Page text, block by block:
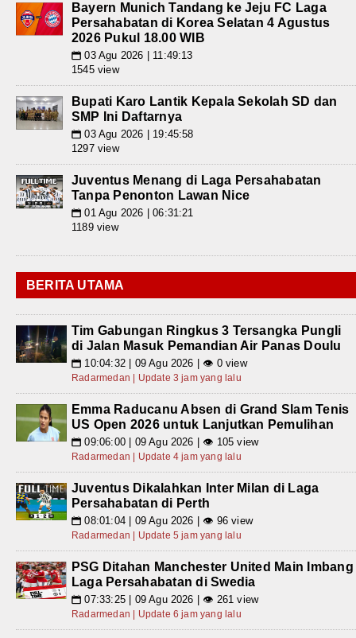
Bayern Munich Tandang ke Jeju FC Laga
Persahabatan di Korea Selatan 4 Agustus
2026 Pukul 18.00 WIB
📅 03 Agu 2026 | 11:49:13
1545 view
Bupati Karo Lantik Kepala Sekolah SD dan
SMP Ini Daftarnya
📅 03 Agu 2026 | 19:45:58
1297 view
Juventus Menang di Laga Persahabatan
Tanpa Penonton Lawan Nice
📅 01 Agu 2026 | 06:31:21
1189 view
BERITA UTAMA
Tim Gabungan Ringkus 3 Tersangka Pungli
di Jalan Masuk Pemandian Air Panas Doulu
📅 10:04:32 | 09 Agu 2026 | 👁 0 view
Radarmedan | Update 3 jam yang lalu
Emma Raducanu Absen di Grand Slam Tenis
US Open 2026 untuk Lanjutkan Pemulihan
📅 09:06:00 | 09 Agu 2026 | 👁 105 view
Radarmedan | Update 4 jam yang lalu
Juventus Dikalahkan Inter Milan di Laga
Persahabatan di Perth
📅 08:01:04 | 09 Agu 2026 | 👁 96 view
Radarmedan | Update 5 jam yang lalu
PSG Ditahan Manchester United Main Imbang
Laga Persahabatan di Swedia
📅 07:33:25 | 09 Agu 2026 | 👁 261 view
Radarmedan | Update 6 jam yang lalu